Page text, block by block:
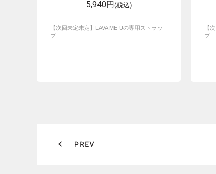
5,940円(税込)
【次回未定未定】LAVA ME Uの専用ストラッ
プ
【
プ